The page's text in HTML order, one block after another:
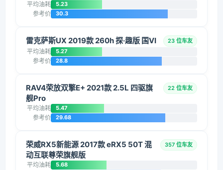
平均油耗 5.23
参考价 30.3
雷克萨斯UX 2019款 260h 探·趣版 国VI 23 位车友
平均油耗 5.27
参考价 28.8
RAV4荣放双擎E+ 2021款 2.5L 四驱旗
舰Pro
22 位车友
平均油耗 5.47
参考价 29.68
荣威RX5新能源 2017款 eRX5 50T 混
动互联尊荣旗舰版
357 位车友
平均油耗 5.68